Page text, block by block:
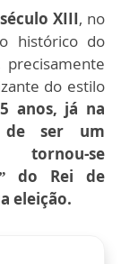
XIII, no
histórico do
precisamente
do estilo
anos, já na
de ser um
tornou-se
do Rei de
eleição.